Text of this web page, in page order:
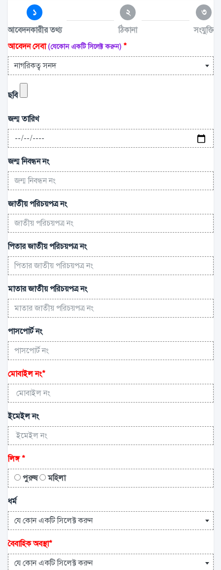
১
আবেদনকারীর তথ্য
২
ঠিকানা
৩
সংযুক্তি
আবেদন সেবা(যেকোন একটি সিলেক্ট করুন) *
নাগরিকত্ব সনদ
ছবি
জন্ম তারিখ
জন্ম নিবন্ধন নং
জাতীয় পরিচয়পত্র নং
পিতার জাতীয় পরিচয়পত্র নং
মাতার জাতীয় পরিচয়পত্র নং
পাসপোর্ট নং
মোবাইল নং*
ইমেইল নং
লিঙ্গ*
পুরুষ
মহিলা
ধর্ম
যে কোন একটি সিলেক্ট করুন
বৈবাহিক অবস্থা*
যে কোন একটি সিলেক্ট করুন